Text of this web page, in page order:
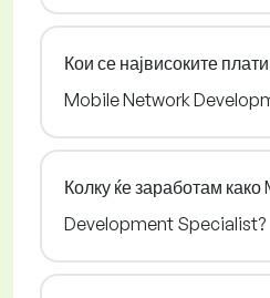
Кои се највисоките
Mobile Network
Колку ќе заработам
Development Specialist?